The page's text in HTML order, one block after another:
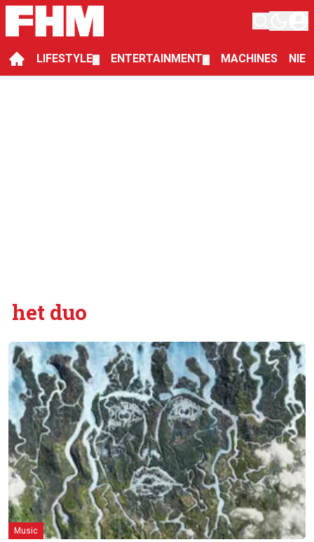
LIFESTYLE ENTERTAINMENT MACHINES
het duo
Music